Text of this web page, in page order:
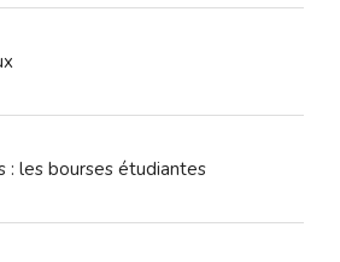
: les bourses étudiantes